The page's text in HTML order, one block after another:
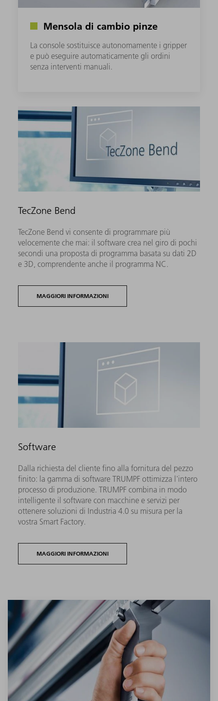
Mensola di cambio pinze
La console sostituisce autonomamente i gripper
e può eseguire automaticamente gli ordini
senza interventi manuali.
TecZone Bend
TecZone Bend vi consente di programmare più
velocemente che mai: il software crea nel giro di pochi
secondi una proposta di programma basata su dati 2D
e 3D, comprendente anche il programma NC.
MAGGIORI INFORMAZIONI
Software
Dalla richiesta del cliente fino alla fornitura del pezzo
finito: la gamma di software TRUMPF ottimizza l'intero
processo di produzione. TRUMPF combina in modo
intelligente il software con macchine e servizi per
ottenere soluzioni di Industria 4.0 su misura per la
vostra Smart Factory.
MAGGIORI INFORMAZIONI